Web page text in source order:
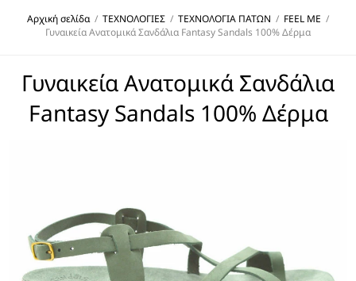
Αρχική σελίδα / ΤΕΧΝΟΛΟΓΙΕΣ / ΤΕΧΝΟΛΟΓΙΑ ΠΑΤΩΝ / FEEL ME /
Γυναικεία Ανατομικά Σανδάλια Fantasy Sandals 100% Δέρμα
Γυναικεία Ανατομικά Σανδάλια
Fantasy Sandals 100% Δέρμα